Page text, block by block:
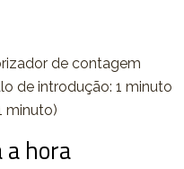
de contagem
de introdução: 1 minuto
minuto)
hora